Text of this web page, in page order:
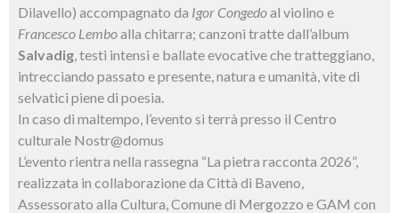
Dilavello) accompagnato da Igor Congedoal violino e
Francesco Lemboalla chitarra; canzoni tratte dall’album
Salvadig, testi intensi e ballate evocative che tratteggiano,
intrecciando passato e presente, natura e umanità, vite di
selvatici piene di poesia.
In caso di maltempo, l’evento si terrà presso il Centro
culturale Nostr@domus
L’evento rientra nella rassegna “La pietra racconta 2026”,
realizzata in collaborazione da Città di Baveno,
Assessorato alla Cultura, Comune di Mergozzo e GAM con